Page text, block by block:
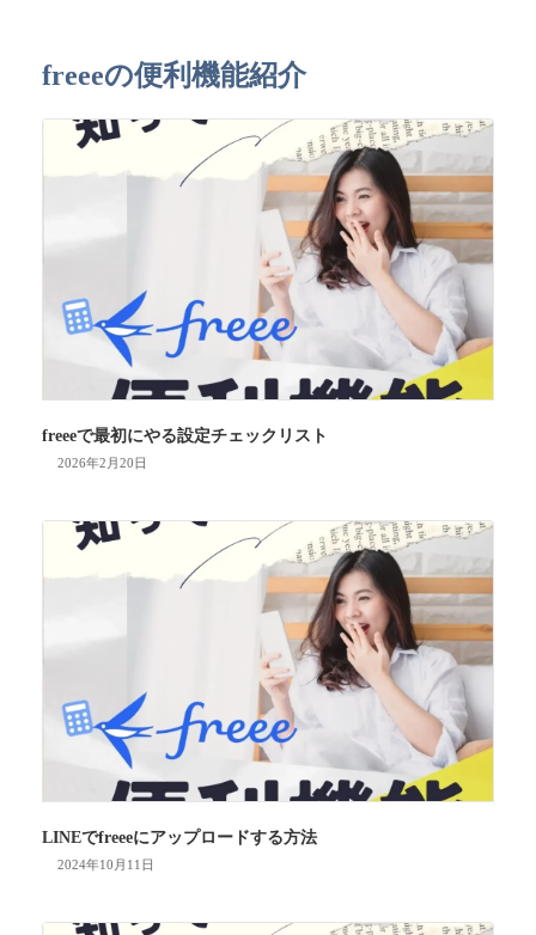
freeeの便利機能紹介
freeeで最初にやる設定チェックリスト
2026年2月20日
LINEでfreeeにアップロードする方法
2024年10月11日